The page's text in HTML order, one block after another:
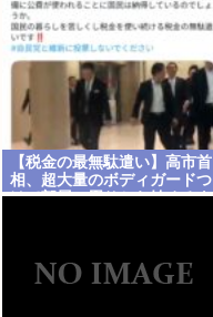
【税金の最無駄遣い】高市首
相、超大量のボディガードつ
けて部屋の周りから始めるよ